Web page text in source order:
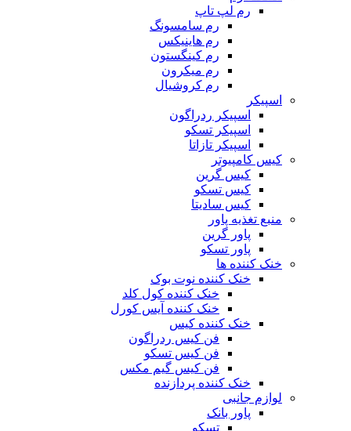
رم لپ تاپ
رم سامسونگ
رم هاینیکس
رم کینگستون
رم میکرون
رم کروشیال
اسپیکر
اسپیکر ردراگون
اسپیکر تسکو
اسپیکر تازاتا
کیس کامپیوتر
کیس گرین
کیس تسکو
کیس سادیتا
منبع تغذیه‌ پاور
پاور گرین
پاور تسکو
خنک کننده ها
خنک کننده نوت بوک
خنک کننده کول کلد
خنک کننده آیس کورل
خنک کننده کیس
فن کیس ردراگون
فن کیس تسکو
فن کیس گیم مکس
خنک کننده پردازنده
لوازم جانبی
پاور بانک
تسکو